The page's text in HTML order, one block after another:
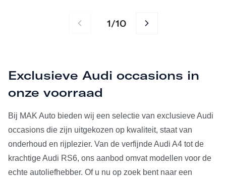
1/10
Exclusieve Audi occasions in
onze voorraad
Bij MAK Auto bieden wij een selectie van exclusieve Audi
occasions die zijn uitgekozen op kwaliteit, staat van
onderhoud en rijplezier. Van de verfijnde Audi A4 tot de
krachtige Audi RS6, ons aanbod omvat modellen voor de
echte autoliefhebber. Of u nu op zoek bent naar een